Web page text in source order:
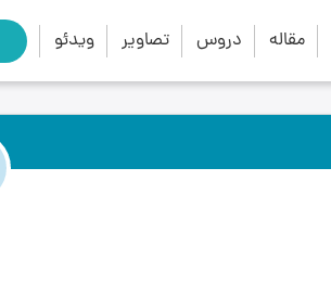
مقاله دروس تصاویر ویدئو search
close